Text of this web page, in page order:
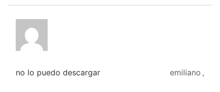
emiliano ,
no lo puedo descargar